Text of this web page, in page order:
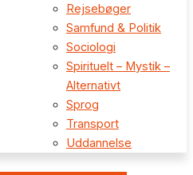
Rejsebøger
Samfund & Politik
Sociologi
Spirituelt – Mystik –
Alternativt
Sprog
Transport
Uddannelse